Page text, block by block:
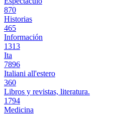
870
Historias
465
Información
1313
Ita
7896
Italiani all'estero
360
Libros y revistas, literatura.
1794
Medicina